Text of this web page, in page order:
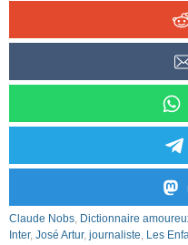
Claude Nobs Dictionnaire
Inter, José Artur, journaliste Les